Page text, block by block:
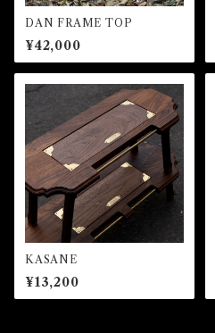
DAN FRAME TOP
¥42,000
KASANE
¥13,200